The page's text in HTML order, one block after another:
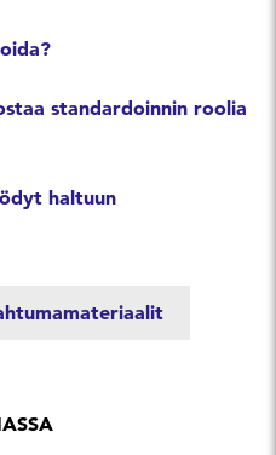
standardoinnin roolia
haltuun